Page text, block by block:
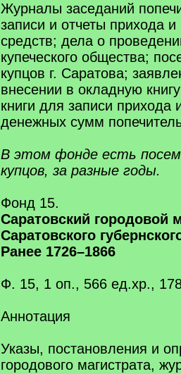
Журналы заседаний
записи и отчеты прихода
средств; дела о
купеческого общества;
купцов г. Саратова;
внесении в окладную
книги для записи прихода
денежных сумм
В этом фонде есть
купцов, за разные годы.
Фонд 15.
Саратовский городовой
Саратовского
Ранее 1726–1866
Ф. 15, 1 оп., 566 ед.хр.,
Аннотация
Указы, постановления и
городового магистрата,